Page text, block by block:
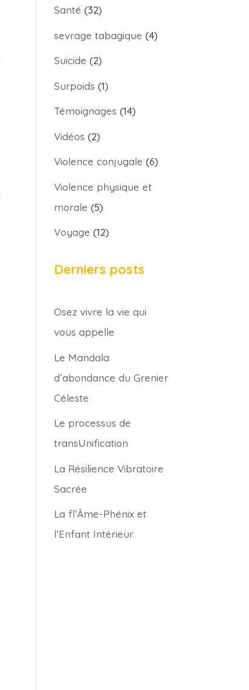
Santé (32)
sevrage tabagique (4)
Suicide (2)
Surpoids (1)
Témoignages (14)
Vidéos (2)
Violence conjugale (6)
Violence physique et
morale (5)
Voyage (12)
Derniers posts
Osez vivre la vie qui
vous appelle
Le Mandala
d’abondance du Grenier
Céleste
Le processus de
transUnification
La Résilience Vibratoire
Sacrée
La fl’Âme-Phénix et
l’Enfant Intérieur